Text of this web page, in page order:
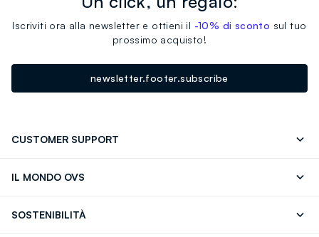
Iscriviti ora alla newsletter e ottieni il -10% di sconto sul tuo
prossimo acquisto!
newsletter.footer.subscribe
CUSTOMER SUPPORT
IL MONDO OVS
SOSTENIBILITÀ